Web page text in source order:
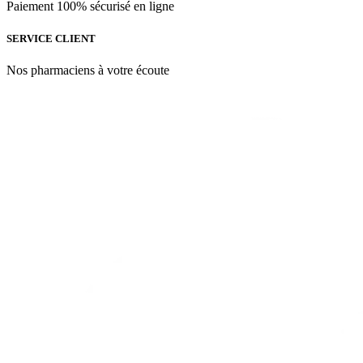
Paiement 100% sécurisé en ligne
SERVICE CLIENT
Nos pharmaciens à votre écoute